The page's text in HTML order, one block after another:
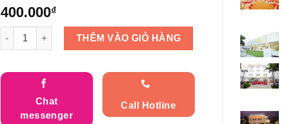
400.000₫
Áo Dài Bà Sui Màu Xanh Lá ( MSP- XL1) số lượng
THÊM VÀO GIỎ HÀNG
Chat
messenger
Call Hotline